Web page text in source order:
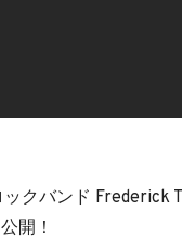
クバンド Frederick
開！